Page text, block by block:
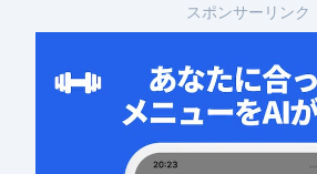
スポンサーリンク